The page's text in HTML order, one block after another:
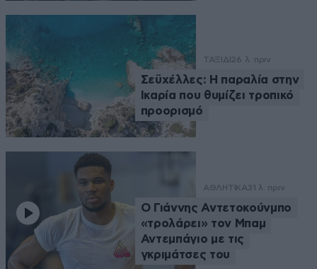
ΤΑΞΙΔΙ26 λ. πριν
Σεϋχέλλες: Η παραλία στην
Ικαρία που θυμίζει τροπικό
προορισμό
ΑΘΛΗΤΙΚΑ31 λ. πριν
Ο Γιάννης Αντετοκούνμπο
«τρολάρει» τον Μπαμ
Αντεμπάγιο με τις
γκριμάτσες του